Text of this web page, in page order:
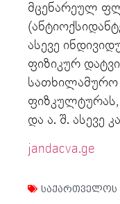
მცენარეულ
ასევე
ფიზიკურ
ფიზკულტურას,
და ა. შ. ასევე
jandacva.ge
საქართველოს